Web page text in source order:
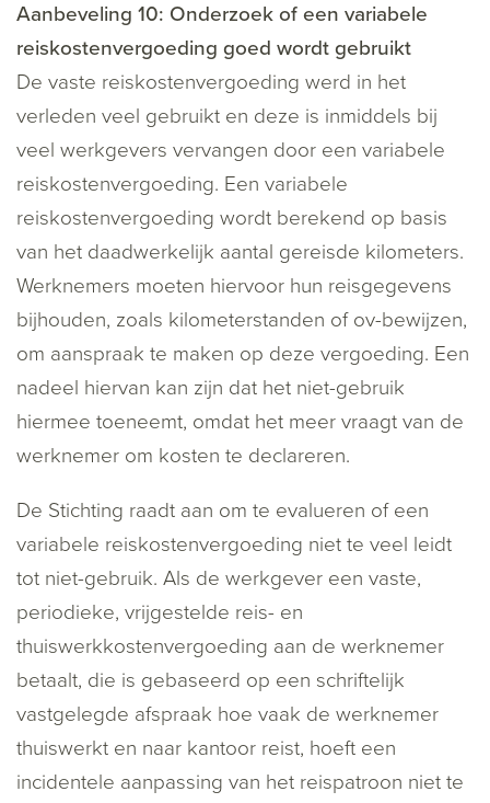
Aanbeveling 10: Onderzoek of een variabele
reiskostenvergoeding goed wordt gebruikt
De vaste reiskostenvergoeding werd in het
verleden veel gebruikt en deze is inmiddels bij
veel werkgevers vervangen door een variabele
reiskostenvergoeding. Een variabele
reiskostenvergoeding wordt berekend op basis
van het daadwerkelijk aantal gereisde kilometers.
Werknemers moeten hiervoor hun reisgegevens
bijhouden, zoals kilometerstanden of ov-bewijzen,
om aanspraak te maken op deze vergoeding. Een
nadeel hiervan kan zijn dat het niet-gebruik
hiermee toeneemt, omdat het meer vraagt van de
werknemer om kosten te declareren.
De Stichting raadt aan om te evalueren of een
variabele reiskostenvergoeding niet te veel leidt
tot niet-gebruik. Als de werkgever een vaste,
periodieke, vrijgestelde reis- en
thuiswerkkostenvergoeding aan de werknemer
betaalt, die is gebaseerd op een schriftelijk
vastgelegde afspraak hoe vaak de werknemer
thuiswerkt en naar kantoor reist, hoeft een
incidentele aanpassing van het reispatroon niet te